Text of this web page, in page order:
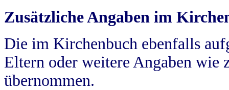
Zusätzliche Angaben im
Die im Kirchenbuch ebenfalls
Eltern oder weitere Angaben wie
übernommen.